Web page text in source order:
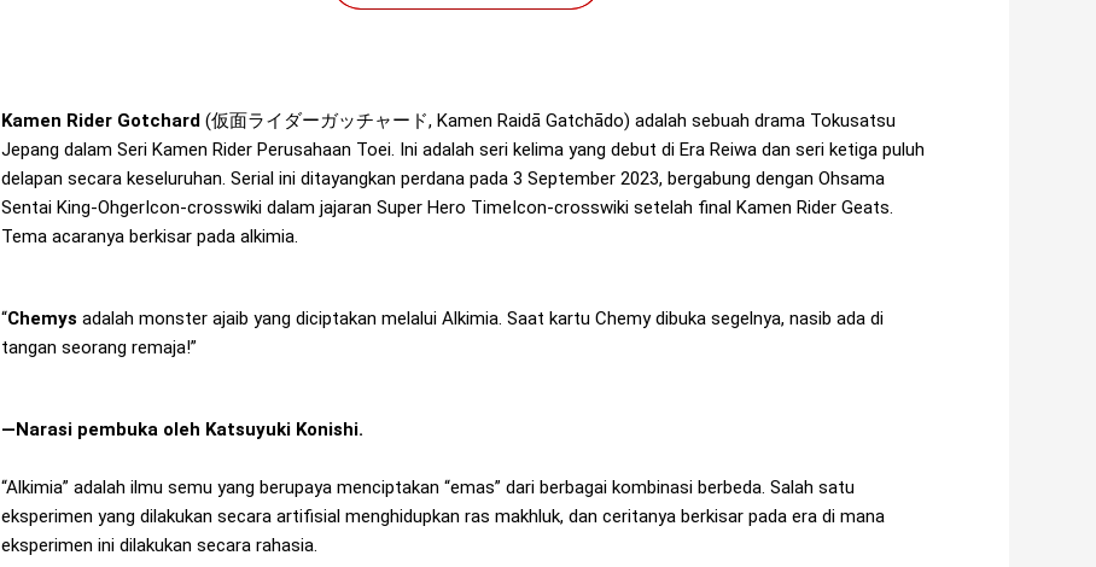
Kamen Rider Gotchard (仮面ライダーガッチャード, Kamen Raidā Gatchādo) adalah sebuah drama Tokusatsu
Jepang dalam Seri Kamen Rider Perusahaan Toei. Ini adalah seri kelima yang debut di Era Reiwa dan seri ketiga puluh
delapan secara keseluruhan. Serial ini ditayangkan perdana pada 3 September 2023, bergabung dengan Ohsama
Sentai King-OhgerIcon-crosswiki dalam jajaran Super Hero TimeIcon-crosswiki setelah final Kamen Rider Geats.
Tema acaranya berkisar pada alkimia.
“Chemys adalah monster ajaib yang diciptakan melalui Alkimia. Saat kartu Chemy dibuka segelnya, nasib ada di
tangan seorang remaja!”
―Narasi pembuka oleh Katsuyuki Konishi.
“Alkimia” adalah ilmu semu yang berupaya menciptakan “emas” dari berbagai kombinasi berbeda. Salah satu
eksperimen yang dilakukan secara artifisial menghidupkan ras makhluk, dan ceritanya berkisar pada era di mana
eksperimen ini dilakukan secara rahasia.